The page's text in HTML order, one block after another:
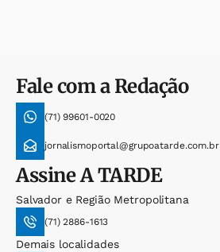
Fale com a Redação
(71) 99601-0020
jornalismoportal@grupoatarde.com.br
AssineA TARDE
Salvador e Região Metropolitana
(71) 2886-1613
Demais localidades